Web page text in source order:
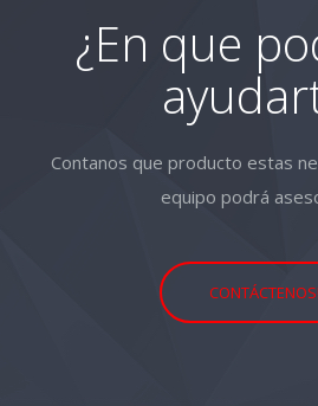
¿En que
Contanos que producto estas
equipo podrá
CONTÁCTENOS!